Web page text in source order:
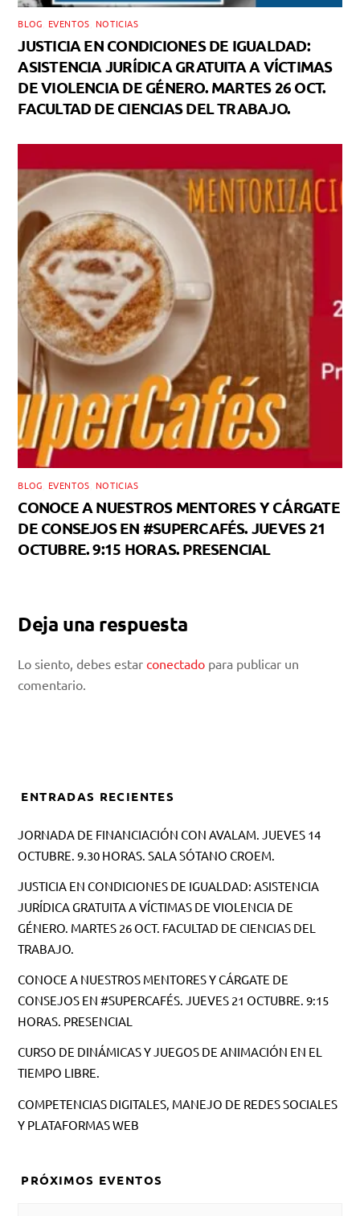
BLOG EVENTOS NOTICIAS
JUSTICIA EN CONDICIONES DE IGUALDAD:
ASISTENCIA JURÍDICA GRATUITA A VÍCTIMAS
DE VIOLENCIA DE GÉNERO. MARTES 26 OCT.
FACULTAD DE CIENCIAS DEL TRABAJO.
BLOG EVENTOS NOTICIAS
CONOCE A NUESTROS MENTORES Y CÁRGATE
DE CONSEJOS EN #SUPERCAFÉS. JUEVES 21
OCTUBRE. 9:15 HORAS. PRESENCIAL
Deja una respuesta
Lo siento, debes estarconectado para publicar un
comentario.
ENTRADAS RECIENTES
JORNADA DE FINANCIACIÓN CON AVALAM. JUEVES 14
OCTUBRE. 9.30 HORAS. SALA SÓTANO CROEM.
JUSTICIA EN CONDICIONES DE IGUALDAD: ASISTENCIA
JURÍDICA GRATUITA A VÍCTIMAS DE VIOLENCIA DE
GÉNERO. MARTES 26 OCT. FACULTAD DE CIENCIAS DEL
TRABAJO.
CONOCE A NUESTROS MENTORES Y CÁRGATE DE
CONSEJOS EN #SUPERCAFÉS. JUEVES 21 OCTUBRE. 9:15
HORAS. PRESENCIAL
CURSO DE DINÁMICAS Y JUEGOS DE ANIMACIÓN EN EL
TIEMPO LIBRE.
COMPETENCIAS DIGITALES, MANEJO DE REDES SOCIALES
Y PLATAFORMAS WEB
PRÓXIMOS EVENTOS